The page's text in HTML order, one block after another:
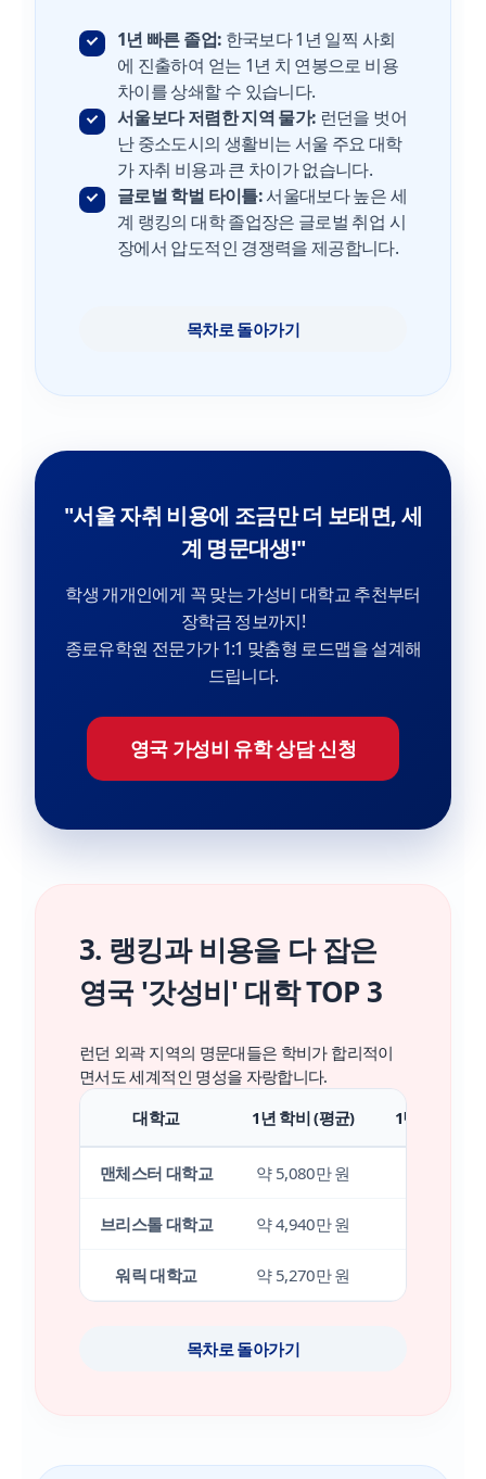
1년 빠른 졸업: 한국보다 1년 일찍 사회
에 진출하여 얻는 1년 치 연봉으로 비용
차이를 상쇄할 수 있습니다.
서울보다 저렴한 지역 물가: 런던을 벗어
난 중소도시의 생활비는 서울 주요 대학
가 자취 비용과 큰 차이가 없습니다.
글로벌 학벌 타이틀:서울대보다 높은 세
계 랭킹의 대학 졸업장은 글로벌 취업 시
장에서 압도적인 경쟁력을 제공합니다.
목차로 돌아가기
"서울 자취 비용에 조금만 더 보태면, 세
계 명문대생!"
학생 개개인에게 꼭 맞는 가성비 대학교 추천부터
장학금 정보까지!
종로유학원 전문가가 1:1 맞춤형 로드맵을 설계해
드립니다.
영국 가성비 유학 상담 신청
3. 랭킹과 비용을 다 잡은
영국 '갓성비' 대학 TOP 3
런던 외곽 지역의 명문대들은 학비가 합리적이
면서도 세계적인 명성을 자랑합니다.
대학교
1년 학비 (평균) 1년 생활비 (
맨체스터 대학교 약 5,080만 원
브리스톨 대학교 약 4,940만 원
워릭 대학교 약 5,270만 원
목차로 돌아가기